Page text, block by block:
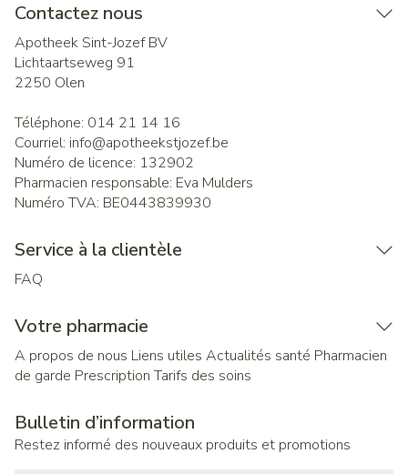
Contactez nous
Apotheek Sint-Jozef BV
Lichtaartseweg 91
2250 Olen
Téléphone: 014 21 14 16
Courriel: info@apotheekstjozef.be
Numéro de licence: 132902
Pharmacien responsable: Eva Mulders
Numéro TVA: BE0443839930
Service à la clientèle
FAQ
Votre pharmacie
A propos de nous Liens utiles Actualités santé Pharmacien
de garde Prescription Tarifs des soins
Bulletin d’information
Restez informé des nouveaux produits et promotions